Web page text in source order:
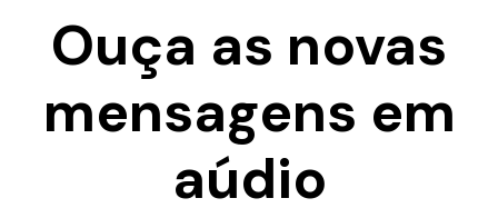
Ouça as novas
mensagens em
aúdio